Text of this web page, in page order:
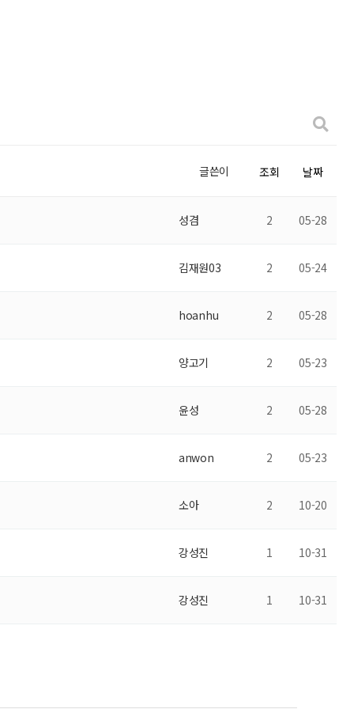
글쓴이 조회 날짜
성겸 2 05-28
김재원03 2 05-24
hoanhu 2 05-28
양고기 2 05-23
윤성 2 05-28
anwon 2 05-23
소아 2 10-20
강성진 1 10-31
강성진 1 10-31